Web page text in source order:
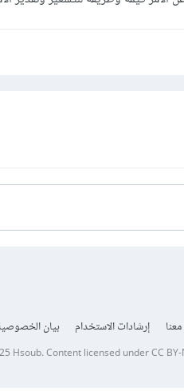
إرشادات الاستخدام بيان
Hsoub.Content licensed underCC